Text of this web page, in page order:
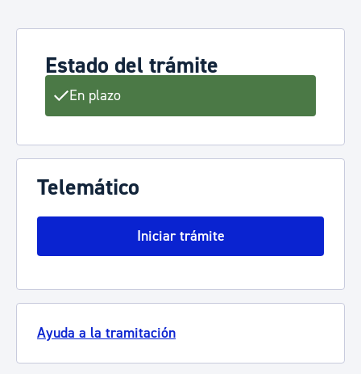
Estado del trámite
En plazo
Telemático
Iniciar trámite
Ayuda a la tramitación